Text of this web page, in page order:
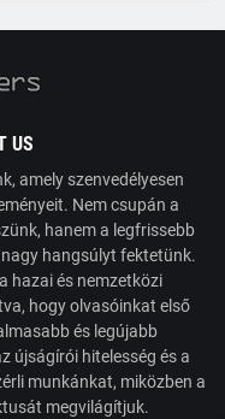
US
amely szenvedélyesen
Nem csupán a
hanem a legfrissebb
hangsúlyt fektetünk.
hazai és nemzetközi
hogy olvasóinkat első
és legújabb
újságírói hitelesség és a
munkánkat, miközben a
megvilágítjuk.